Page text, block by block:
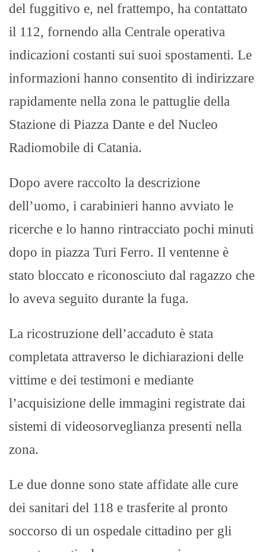
del fuggitivo e, nel frattempo, ha contattato
il 112, fornendo alla Centrale operativa
indicazioni costanti sui suoi spostamenti. Le
informazioni hanno consentito di indirizzare
rapidamente nella zona le pattuglie della
Stazione di Piazza Dante e del Nucleo
Radiomobile di Catania.
Dopo avere raccolto la descrizione
dell’uomo, i carabinieri hanno avviato le
ricerche e lo hanno rintracciato pochi minuti
dopo in piazza Turi Ferro. Il ventenne è
stato bloccato e riconosciuto dal ragazzo che
lo aveva seguito durante la fuga.
La ricostruzione dell’accaduto è stata
completata attraverso le dichiarazioni delle
vittime e dei testimoni e mediante
l’acquisizione delle immagini registrate dai
sistemi di videosorveglianza presenti nella
zona.
Le due donne sono state affidate alle cure
dei sanitari del 118 e trasferite al pronto
soccorso di un ospedale cittadino per gli